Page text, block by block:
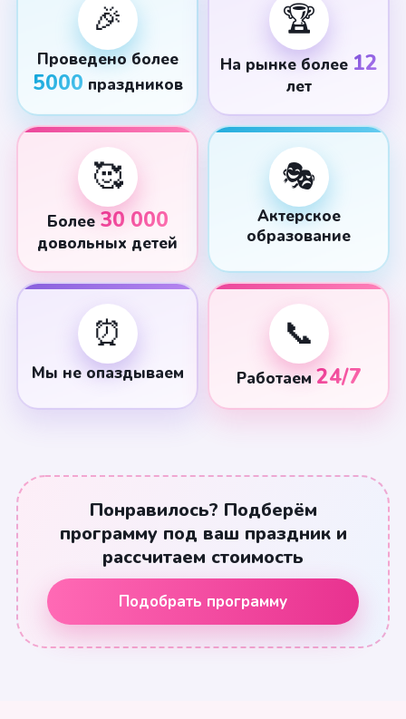
🎉
Проведено более
5000 праздников
🏆
На рынке более 12
лет
🥰
Более30 000
довольных детей
🎭
Актерское
образование
⏰
Мы не опаздываем
📞
Работаем 24/7
Понравилось? Подберём
программу под ваш праздник и
рассчитаем стоимость
Подобрать программу